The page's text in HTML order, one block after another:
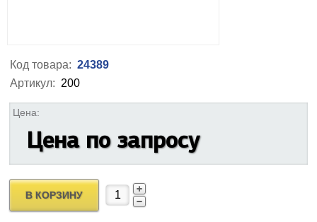
Код товара: 24389
Артикул: 200
Цена:
Цена по запросу
В КОРЗИНУ